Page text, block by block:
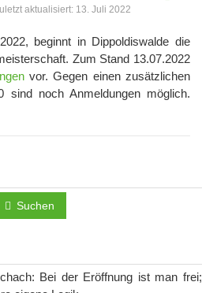
aktualisiert: 13. Juli 2022
beginnt in Dippoldiswalde die
Zum Stand 13.07.2022
vor. Gegen einen zusätzlichen
sind noch Anmeldungen möglich.
Suchen
Bei der Eröffnung ist man frei;